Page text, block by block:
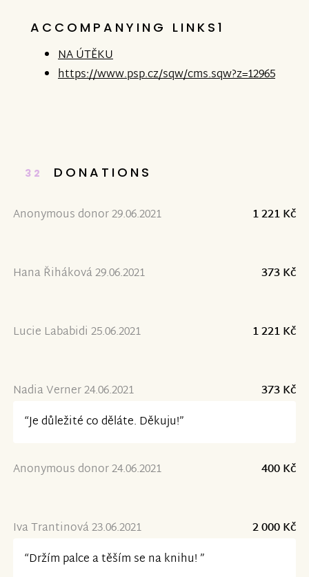
ACCOMPANYING LINKS1
NA ÚTĚKU
https://www.psp.cz/sqw/cms.sqw?z=12965
32 DONATIONS
Anonymous donor 29.06.2021 1 221 Kč
Hana Řiháková 29.06.2021 373 Kč
Lucie Lababidi 25.06.2021 1 221 Kč
Nadia Verner 24.06.2021
373 Kč
“Je důležité co děláte. Děkuju!”
Anonymous donor 24.06.2021 400 Kč
Iva Trantinová 23.06.2021
2 000 Kč
“Držím palce a těším se na knihu! ”